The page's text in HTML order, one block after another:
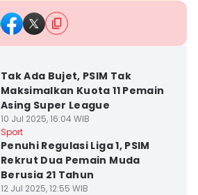
Tak Ada Bujet, PSIM Tak
Maksimalkan Kuota 11 Pemain
Asing Super League
10 Jul 2025, 16:04 WIB
Sport
Penuhi Regulasi Liga 1, PSIM
Rekrut Dua Pemain Muda
Berusia 21 Tahun
12 Jul 2025, 12:55 WIB